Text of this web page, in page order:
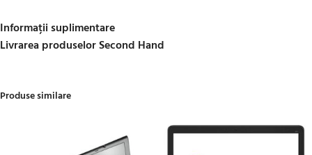
Informații suplimentare
Livrarea produselor Second Hand
Produse similare